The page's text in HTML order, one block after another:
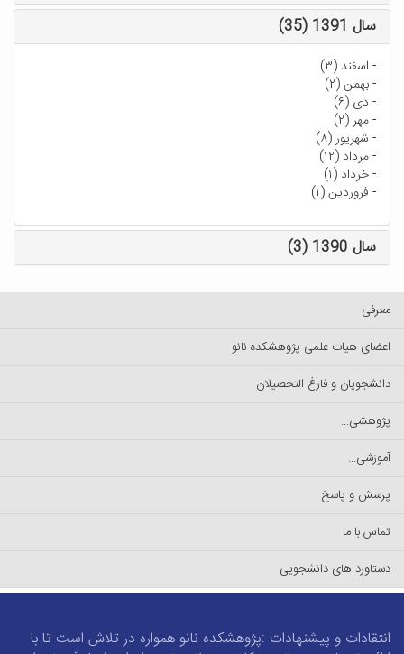
سال 1391 (35)
- اسفند (۳)
-بهمن (۲)
- دی (۶)
-مهر (۲)
- شهریور (۸)
-مرداد (۱۲)
-خرداد (۱)
- فروردین (۱)
سال 1390 (3)
معرفی
اعضای هیات علمی پژوهشکده نانو
دانشجویان و فارغ التحصیلان
پژوهشی...
آموزشی...
پرسش و پاسخ
تماس با ما
دستاورد های دانشجویی
انتقادات و پیشنهادات :پژوهشکده نانو همواره در تلاش است تا با